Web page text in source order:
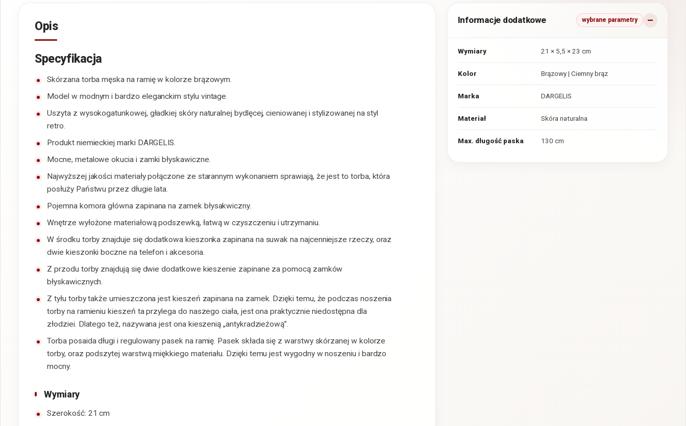
Opis
Specyfikacja
Skórzana torba męska na ramię w kolorze brązowym.
Model w modnym i bardzo eleganckim stylu vintage.
Uszyta z wysokogatunkowej, gładkiej skóry naturalnej bydlęcej, cieniowanej i stylizowanej na styl
retro.
Produkt niemieckiej marki DARGELIS.
Mocne, metalowe okucia i zamki błyskawiczne.
Najwyższej jakości materiały połączone ze starannym wykonaniem sprawiają, że jest to torba, która
posłuży Państwu przez długie lata.
Pojemna komora główna zapinana na zamek błysakwiczny.
Wnętrze wyłożone materiałową podszewką, łatwą w czyszczeniu i utrzymaniu.
W środku torby znajduje się dodatkowa kieszonka zapinana na suwak na najcenniejsze rzeczy, oraz
dwie kieszonki boczne na telefon i akcesoria.
Z przodu torby znajdują się dwie dodatkowe kieszenie zapinane za pomocą zamków
błyskawicznych.
Z tyłu torby także umieszczona jest kieszeń zapinana na zamek. Dzięki temu, że podczas noszenia
torby na ramieniu kieszeń ta przylega do naszego ciała, jest ona praktycznie niedostępna dla
złodziei. Dlatego też, nazywana jest ona kieszenią „antykradzieżową”.
Torba posaida długi i regulowany pasek na ramię. Pasek składa się z warstwy skórzanej w kolorze
torby, oraz podszytej warstwą miękkiego materiału. Dzięki temu jest wygodny w noszeniu i bardzo
mocny.
Wymiary
Szerokość: 21 cm
Informacje dodatkowe wybrane parametry
Wymiary 21 × 5,5 × 23 cm
Kolor Brązowy | Ciemny brąz
Marka DARGELIS
Materiał Skóra naturalna
Max. długość paska 130 cm